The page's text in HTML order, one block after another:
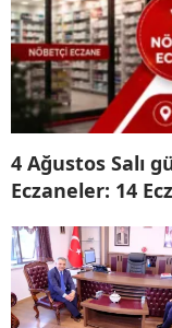
4 Ağustos Salı
Eczaneler: 14